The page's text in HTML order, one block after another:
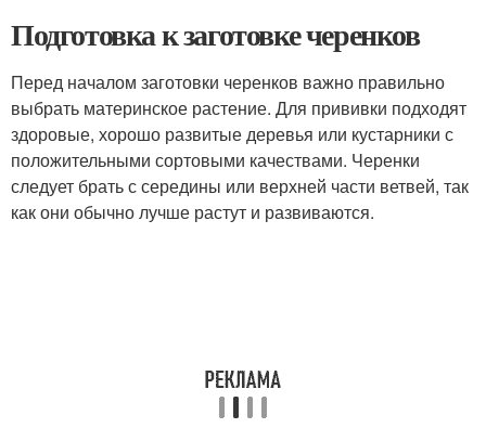
Подготовка к заготовке черенков
Перед началом заготовки черенков важно правильно
выбрать материнское растение. Для прививки подходят
здоровые, хорошо развитые деревья или кустарники с
положительными сортовыми качествами. Черенки
следует брать с середины или верхней части ветвей, так
как они обычно лучше растут и развиваются.